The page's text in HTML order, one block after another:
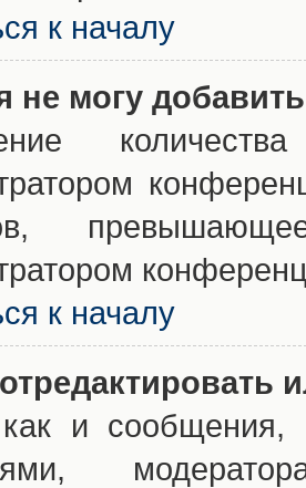
к началу
не могу
к началу
и сообщения,